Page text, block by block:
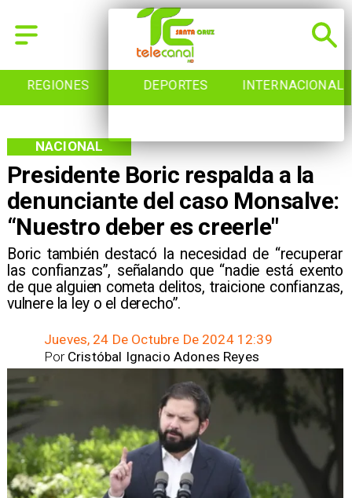
REGIONES DEPORTES INTERNACIONAL
Presidente Boric respalda a la
denunciante del caso Monsalve:
“Nuestro deber es creerle"
​Boric también destacó la necesidad de “recuperar
las confianzas”, señalando que “nadie está exento
de que alguien cometa delitos, traicione confianzas,
vulnere la ley o el derecho”.
NACIONAL
Jueves, 24 De Octubre De 2024 12:39
Cristóbal Ignacio Adones Reyes
Por